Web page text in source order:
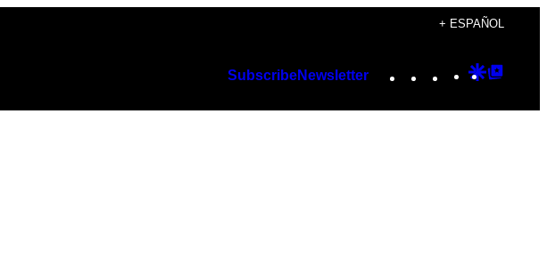
+ ESPAÑOL
SubscribeNewsletter Instagram
TikTok
YouTube
Google